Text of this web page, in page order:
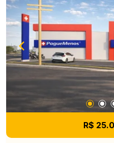
atendimento premium
vendas. Localização
alto fluxo, com forte apelo
disponível tanto para
atendendo empresas
consolidado ou
ativo comercial bem
R$